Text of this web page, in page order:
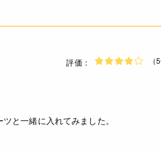
評価： （
と一緒に入れてみました。